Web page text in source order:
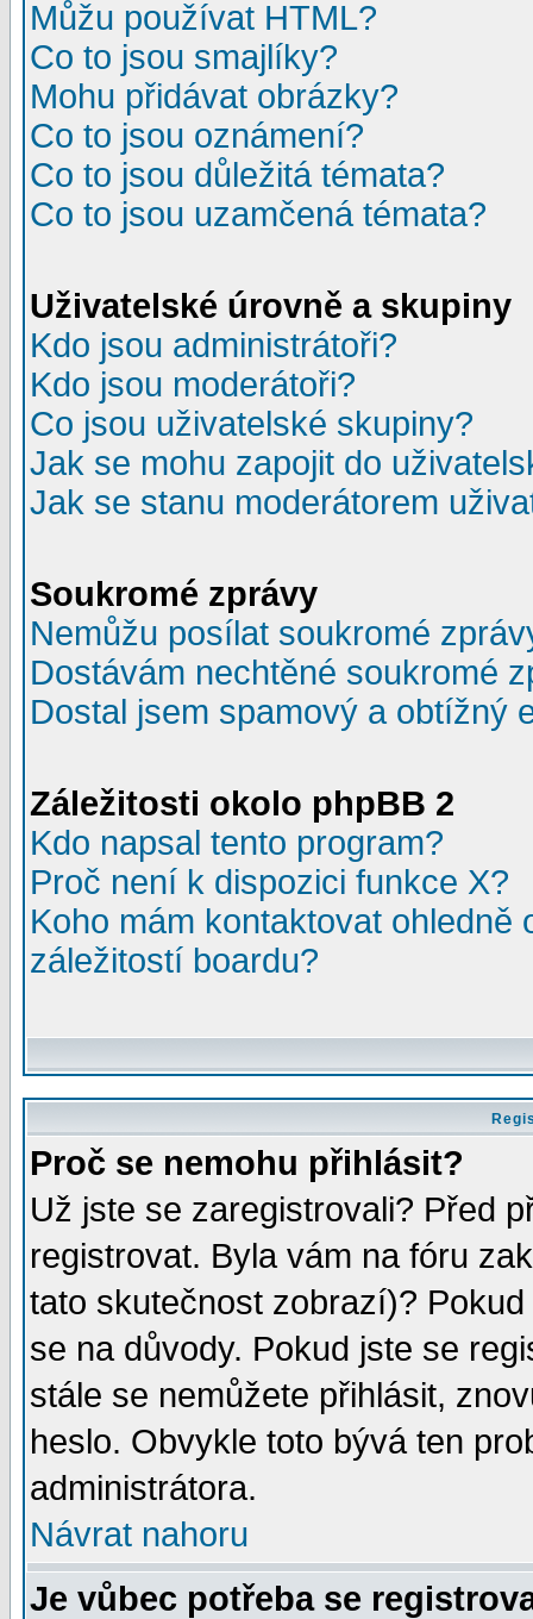
Můžu používat HTML?
Co to jsou smajlíky?
Mohu přidávat obrázky?
Co to jsou oznámení?
Co to jsou důležitá témata?
Co to jsou uzamčená témata?
Uživatelské úrovně a skupiny
Kdo jsou administrátoři?
Kdo jsou moderátoři?
Co jsou uživatelské skupiny?
Jak se mohu zapojit do
Jak se stanu moderátorem
Soukromé zprávy
Nemůžu posílat soukromé
Dostávám nechtěné soukromé
Dostal jsem spamový a obtížný
Záležitosti okolo phpBB 2
Kdo napsal tento program?
Proč není k dispozici funkce X?
Koho mám kontaktovat
záležitostí boardu?
Proč se nemohu přihlásit?
Už jste se zaregistrovali? Před
registrovat. Byla vám na fóru
tato skutečnost zobrazí)?
se na důvody. Pokud jste se
stále se nemůžete přihlásit,
heslo. Obvykle toto bývá ten
administrátora.
Návrat nahoru
Je vůbec potřeba se